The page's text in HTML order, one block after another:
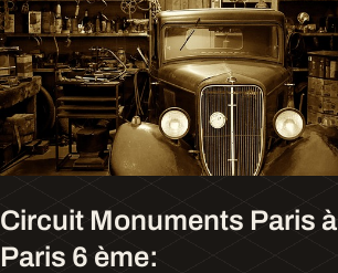
Circuit Monuments Paris à
Paris 6 ème: